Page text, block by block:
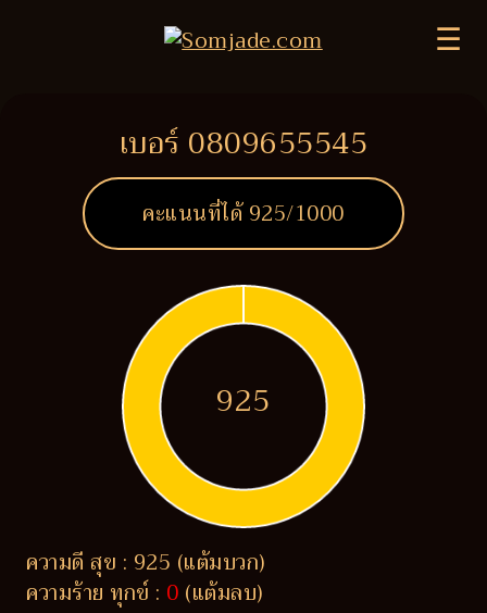
☰
เบอร์ 0809655545
คะแนนที่ได้925/1000
925
ความดี สุข : 925 (แต้มบวก)
ความร้าย ทุกข์ : 0 (แต้มลบ)